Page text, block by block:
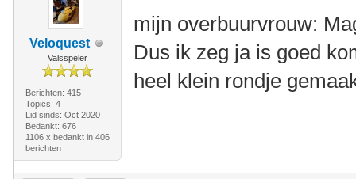
Veloquest
Valsspeler
Berichten: 415
Topics: 4
Lid sinds: Oct 2020
Bedankt: 676
1106 x bedankt in 406
berichten
mijn overbuurvrouw:
Dus ik zeg ja is goed
heel klein rondje